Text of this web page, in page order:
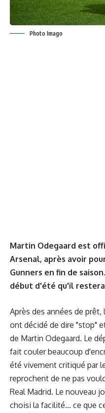
Photo Imago
Martin Odegaard est
Arsenal, après avoir
Gunners en fin de
début d'été qu'il
Après des années de
ont décidé de dire "stop"
de Martin Odegaard. Le
fait couler beaucoup
été vivement critiqué par
reprochent de ne pas
Real Madrid. Le nouveau
choisi la facilité... ce que